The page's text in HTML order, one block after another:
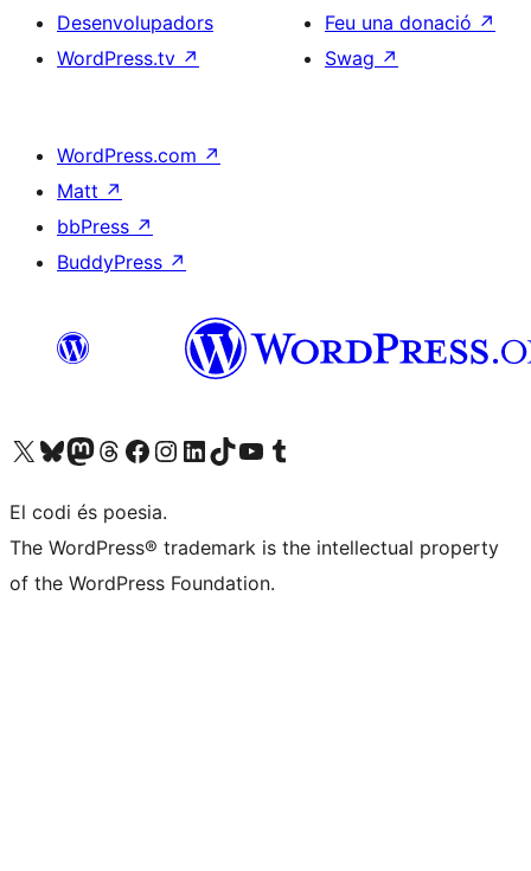
Desenvolupadors
WordPress.tv ↗
Feu una donació ↗
Swag ↗
WordPress.com ↗
Matt ↗
bbPress ↗
BuddyPress ↗
Visiteu el nostre compte X (abans Twitter)
Visiteu el nostre compte de Bluesky
Visiteu el nostre compte al Mastodon
Visiteu el nostre compte de Threads
Visiteu la nostra pàgina al Facebook
Visiteu el nostre compte d'Instagram
Visiteu el nostre compte de LinkedIn
Visiteu el nostre compte de TikTok
Visiteu el nostre canal al YouTube
Visiteu el nostre compte de Tumblr
El codi és poesia.
The WordPress® trademark is the intellectual property
of the WordPress Foundation.